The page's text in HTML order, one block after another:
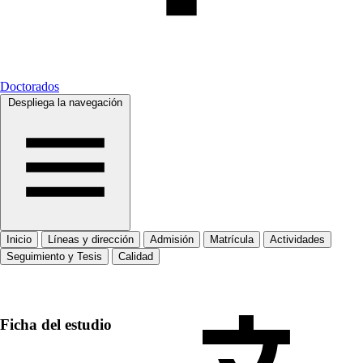
Doctorados
Despliega la navegación
Inicio Líneas y dirección Admisión Matrícula
Actividades
Seguimiento y Tesis
Calidad
Ficha del estudio